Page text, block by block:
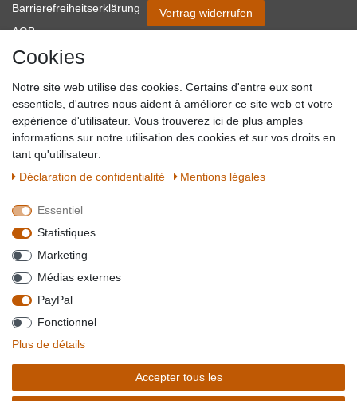
Barrierefreiheitserklärung
AGB
Impressum
Blog
Vertrag widerrufen
SICHER EINKAUFEN
QUALITÄT
BESUCHEN SIE UNS AUF
WIR AKZEPTIEREN
*Alle Preise verstehen sich inkl. MwSt. zzgl. Versandkosten. **Gilt für Lieferungen
innerhalb deutschlands, Lieferzeiten für andere Länder entnehmen Sie bitte der
Schaltfäche mit denVersandinformationen. *** Bei den ausgewiesenen Versandkosten
handelt es sich um die StandardVersandkostenfür Deutschland, diese ändern sich je
nach Auswahl Ihres Lieferlandes.
Cookies
Notre site web utilise des cookies. Certains d'entre eux sont
essentiels, d'autres nous aident à améliorer ce site web et votre
expérience d'utilisateur. Vous trouverez ici de plus amples
informations sur notre utilisation des cookies et sur vos droits en
tant qu'utilisateur:
Déclaration de confidentialité
Mentions légales
Essentiel
Statistiques
Marketing
Médias externes
PayPal
Fonctionnel
Plus de détails
Accepter tous les